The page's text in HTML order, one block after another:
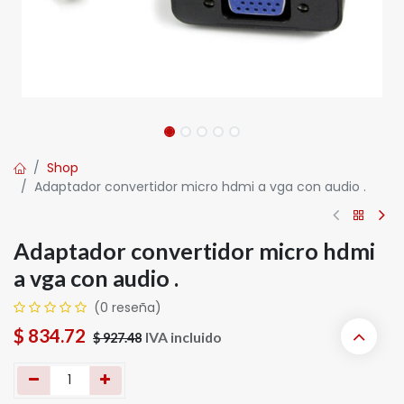
Shop
Adaptador convertidor micro hdmi a vga con audio .
Adaptador convertidor micro hdmi
a vga con audio .
(0 reseña)
$ 834.72 $927.48 IVA incluido